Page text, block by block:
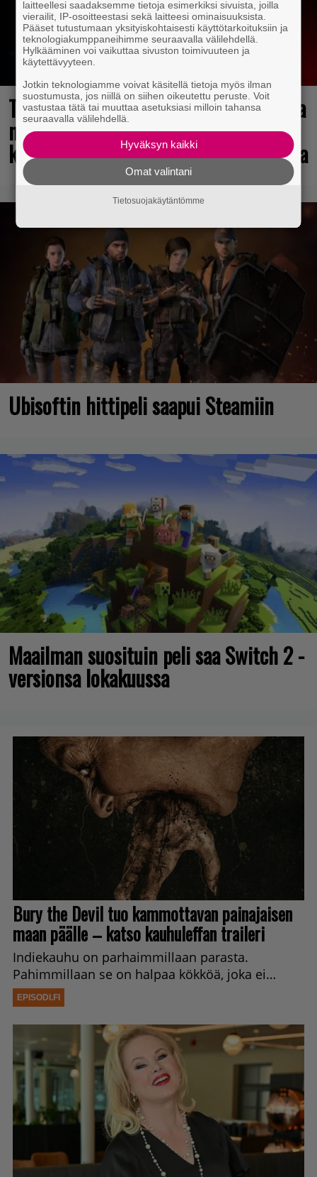
Tulevasta Resident Evil -uusioversiosta
näyttäisi tulevan menestys – jo yli
kahden miljoonan pelaajan toivelistalla
Ubisoftin hittipeli saapui Steamiin
Maailman suosituin peli saa Switch 2 -
versionsa lokakuussa
laitteellesi saadaksemme tietoja esimerkiksi sivuista, joilla
vierailit, IP-osoitteestasi sekä laitteesi ominaisuuksista.
Pääset tutustumaan yksityiskohtaisesti käyttötarkoituksiin ja
teknologiakumppaneihimme seuraavalla välilehdellä.
Hylkääminen voi vaikuttaa sivuston toimivuuteen ja
käytettävyyteen.
Jotkin teknologiamme voivat käsitellä tietoja myös ilman
suostumusta, jos niillä on siihen oikeutettu peruste. Voit
vastustaa tätä tai muuttaa asetuksiasi milloin tahansa
seuraavalla välilehdellä.
Hyväksyn kaikki
Omat valintani
Tietosuojakäytäntömme